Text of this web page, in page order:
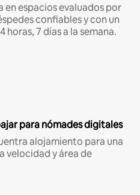
en espacios evaluados por
confiables y con un
horas, 7 días a la semana.
para nómades digitales
alojamiento para una
velocidad y área de